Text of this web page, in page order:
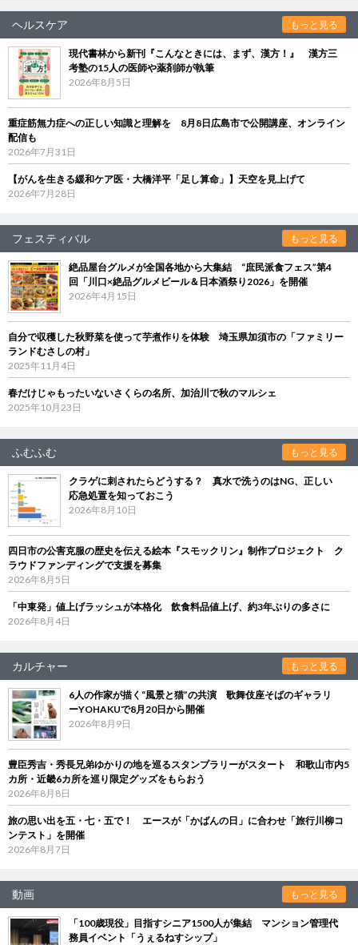
ヘルスケア もっと見る
現代書林から新刊『こんなときには、まず、漢方！』 漢方三
考塾の15人の医師や薬剤師が執筆
2026年8月5日
重症筋無力症への正しい知識と理解を 8月8日広島市で公開講座、オンライン
配信も
2026年7月31日
【がんを生きる緩和ケア医・大橋洋平「足し算命」】天空を見上げて
2026年7月28日
フェスティバル もっと見る
絶品屋台グルメが全国各地から大集結 “庶民派食フェス”第4
回「川口×絶品グルメビール＆日本酒祭り2026」を開催
2026年4月15日
自分で収穫した秋野菜を使って芋煮作りを体験 埼玉県加須市の「ファミリー
ランドむさしの村」
2025年11月4日
春だけじゃもったいないさくらの名所、加治川で秋のマルシェ
2025年10月23日
ふむふむ もっと見る
クラゲに刺されたらどうする？ 真水で洗うのはNG、正しい
応急処置を知っておこう
2026年8月10日
四日市の公害克服の歴史を伝える絵本『スモックリン』制作プロジェクト ク
ラウドファンディングで支援を募集
2026年8月5日
「中東発」値上げラッシュが本格化 飲食料品値上げ、約3年ぶりの多さに
2026年8月4日
カルチャー もっと見る
6人の作家が描く“風景と猫”の共演 歌舞伎座そばのギャラリ
ーYOHAKUで8月20日から開催
2026年8月9日
豊臣秀吉・秀長兄弟ゆかりの地を巡るスタンプラリーがスタート 和歌山市内5
カ所・近畿6カ所を巡り限定グッズをもらおう
2026年8月8日
旅の思い出を五・七・五で！ エースが「かばんの日」に合わせ「旅行川柳コ
ンテスト」を開催
2026年8月7日
動画 もっと見る
「100歳現役」目指すシニア1500人が集結 マンション管理代
務員イベント「うぇるねすシップ」